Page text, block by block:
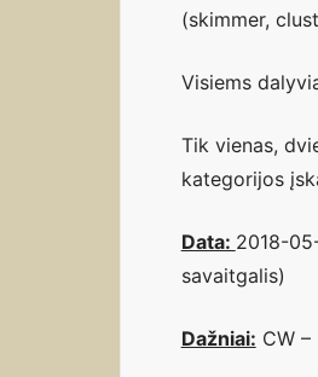
(skimmer,
Visiems
Tik vienas,
kategorijos
Data: 2018-
savaitgalis)
Dažniai: CW